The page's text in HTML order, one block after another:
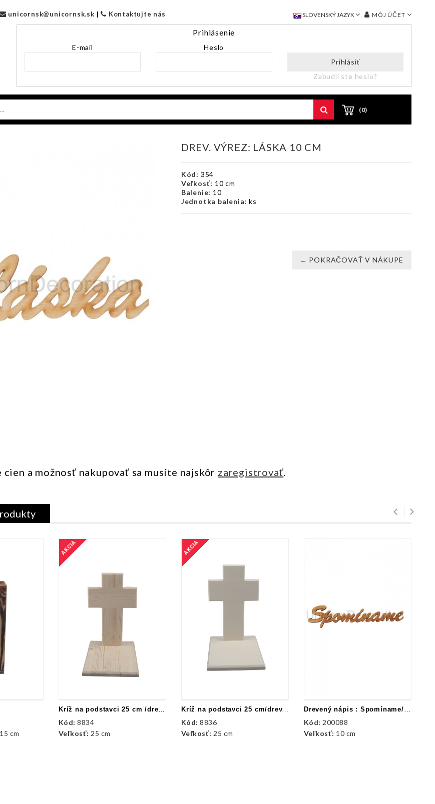
MÔJ ÚČET
SLOVENSKÝ JAZYK
unicornsk@unicornsk.sk | Kontaktujte nás
Prihlásenie
E-mail
Heslo
Prihlásiť
Zabudli ste heslo?
(0)
DREV. VÝREZ: LÁSKA 10 CM
Kód: 354
Veľkosť: 10 cm
Balenie: 10
Jednotka balenia:ks
← POKRAČOVAŤ V NÁKUPE
a možnosť nakupovať sa musíte najskôr zaregistrovať.
cm
AKCIA
Kríž na podstavci 25 cm /drevené /prírod.
Kód:8834
Veľkosť: 25 cm
AKCIA
Kríž na podstavci 25 cm/drev./ krémová
Kód:8836
Veľkosť: 25 cm
Drevený nápis : Spomíname/Emlékezunk
Kód:200088
Veľkosť: 10 cm